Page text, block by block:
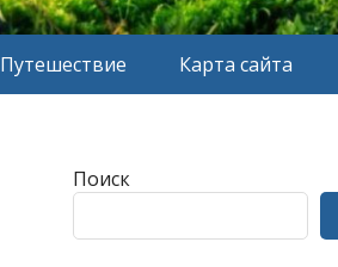
Путешествие Карта сайта
Поиск